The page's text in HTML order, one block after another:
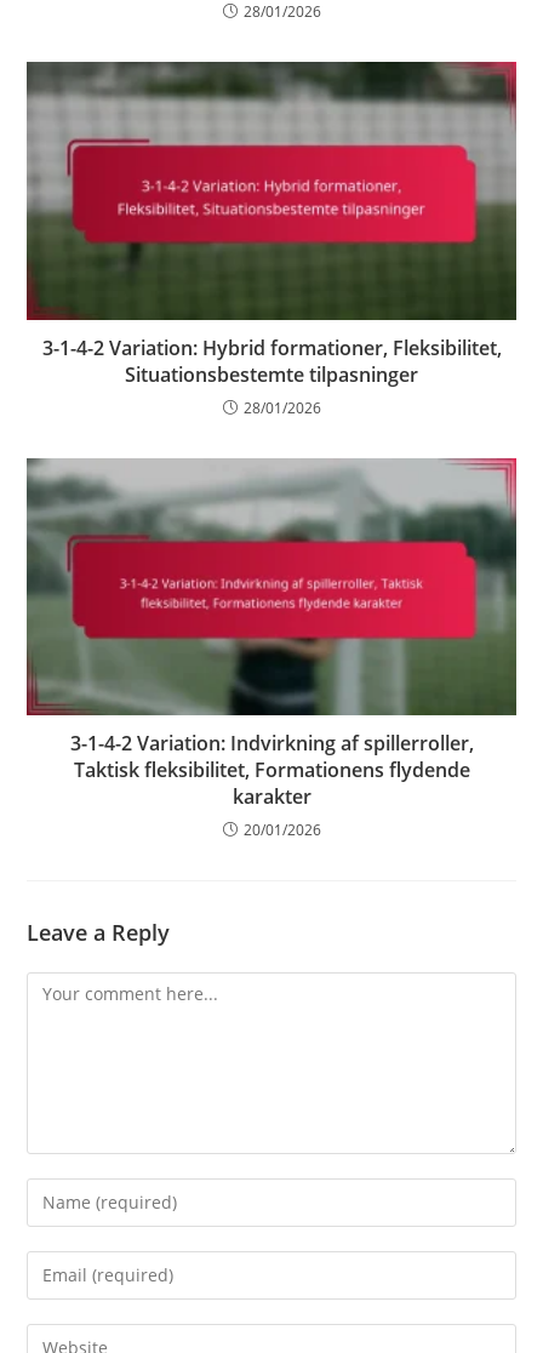
28/01/2026
3-1-4-2 Variation: Hybrid formationer, Fleksibilitet,
Situationsbestemte tilpasninger
28/01/2026
3-1-4-2 Variation: Indvirkning af spillerroller,
Taktisk fleksibilitet, Formationens flydende
karakter
20/01/2026
Leave a Reply
Comment
Enter
your
name
Enter
your
email
Enter